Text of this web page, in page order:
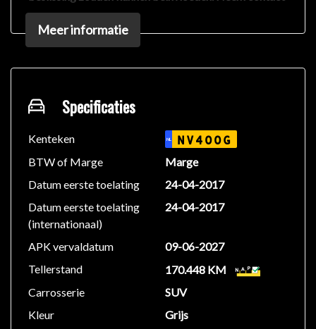
op met de verkoper voor aanvullende vragen.
Meer informatie
Specificaties
Kenteken NL NV400G
BTW of Marge
Marge
Datum eerste toelating
24-04-2017
Datum eerste toelating
(internationaal)
24-04-2017
APK vervaldatum
09-06-2027
Tellerstand
170.448 KM
Carrosserie
SUV
Kleur
Grijs